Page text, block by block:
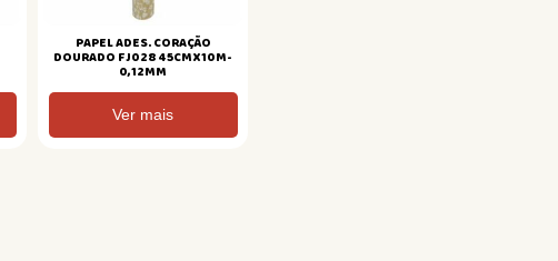
PAPEL ADES. CORAÇÃO
DOURADO FJ028 45CMX10M-
0,12MM
Ver mais